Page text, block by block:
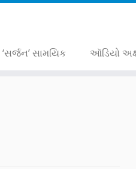
‘સર્જન’ સામયિક ઑડિયો